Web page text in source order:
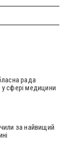
рада
сфері медицини
за найвищий